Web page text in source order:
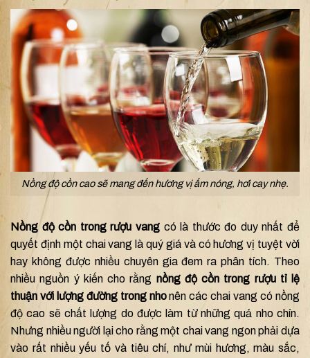
Nồng độ cồn cao sẽ mang đến hương vị ấm nóng, hơi cay nhẹ.
Nồng độ cồn trong rượu vangcó là thước đo duy nhất để
quyết định một chai vang là quý giá và có hương vị tuyệt vời
hay không được nhiều chuyên gia đem ra phân tích. Theo
nhiều nguồn ý kiến cho rằng nồng độ cồn trong rượu tỉ lệ
thuận với lượng đường trong nhonên các chai vang có nồng
độ cao sẽ chất lượng do được làm từ những quả nho chín.
Nhưng nhiều người lại cho rằng một chai vang ngon phải dựa
vào rất nhiều yếu tố và tiêu chí, như mùi hương, màu sắc,